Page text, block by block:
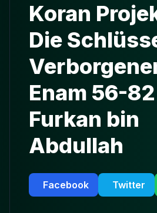
Koran
Die
Enam 56-82 |
Furkan bin
Abdullah
Facebook Twitter